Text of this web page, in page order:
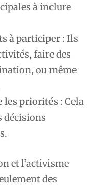
à inclure
à participer : Ils
faire des
ou même
les priorités : Cela
décisions
et l’activisme
des